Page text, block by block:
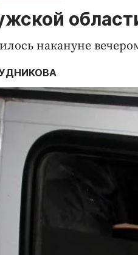
накануне